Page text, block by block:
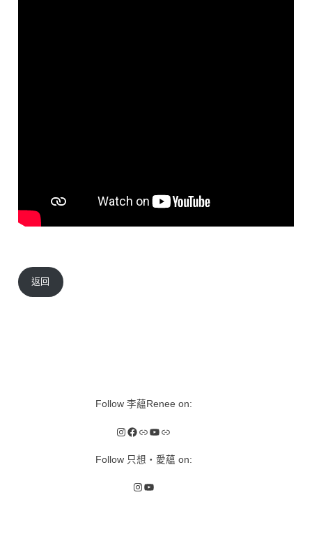
返回
Follow 李蘊Renee on:
Instagram
Facebook
LinkYouTube
Link
Follow 只想‧愛蘊 on:
Instagram
YouTube